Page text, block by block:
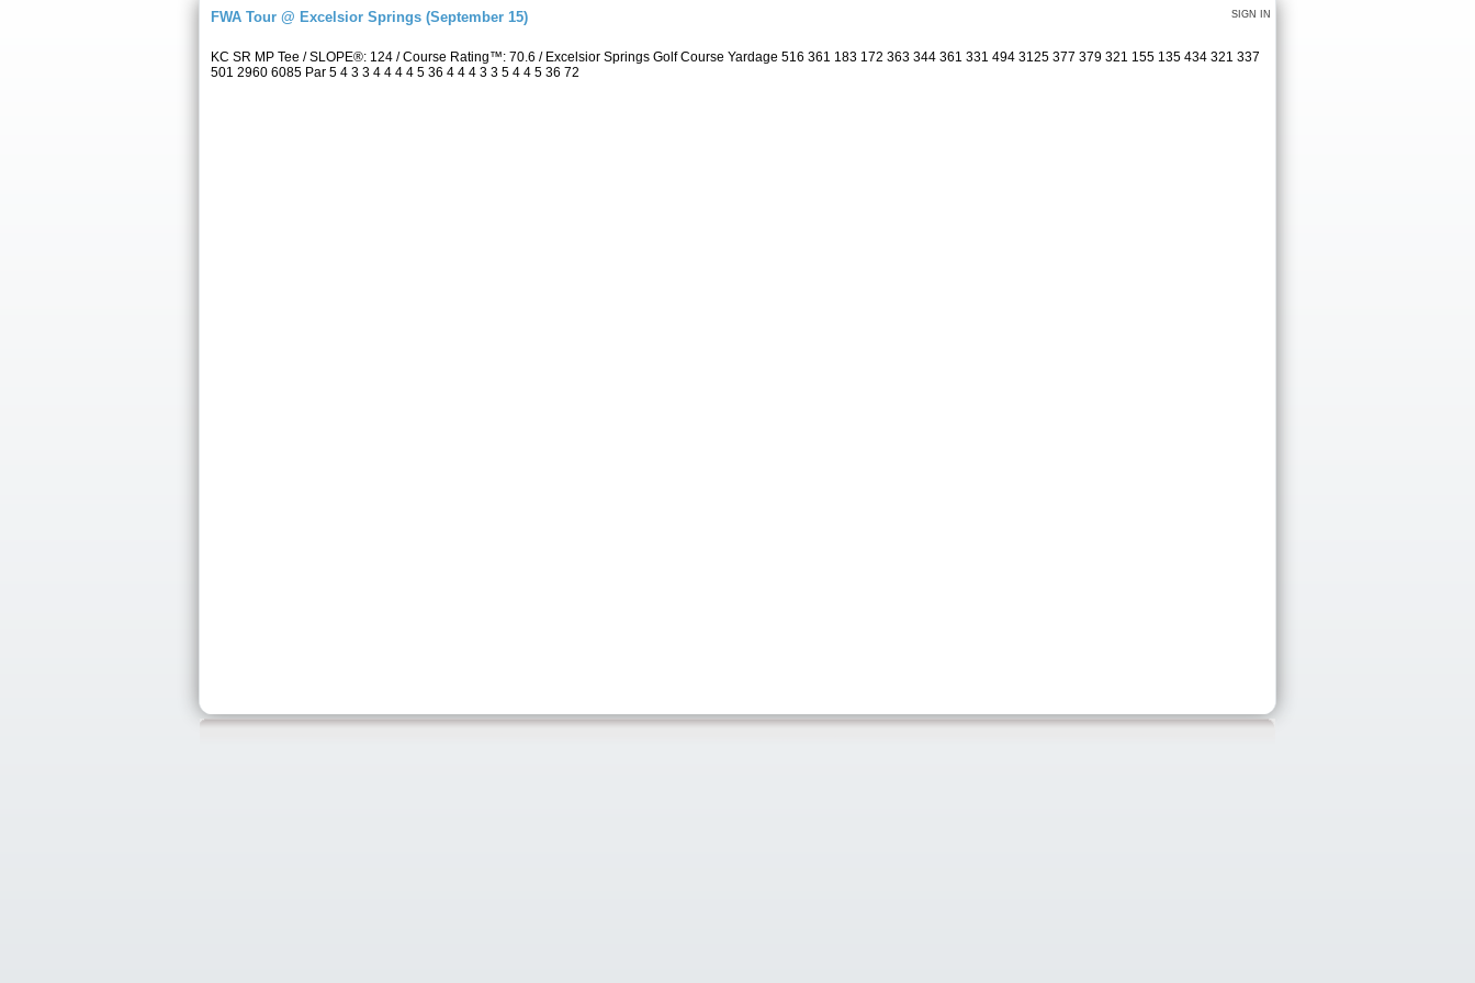
SIGN IN
FWA Tour @ Excelsior Springs (September 15)
KC SR MP Tee / SLOPE®: 124 / Course Rating™: 70.6 / Excelsior Springs Golf Course Yardage 516 361 183 172 363 344 361 331 494 3125 377 379 321 155 135 434 321 337
501 2960 6085 Par 5 4 3 3 4 4 4 4 5 36 4 4 4 3 3 5 4 4 5 36 72